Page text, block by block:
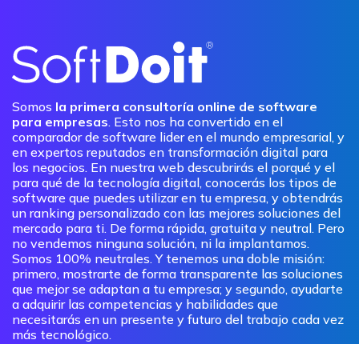
Somos la primera consultoría online de software
para empresas. Esto nos ha convertido en el
comparador de software lider en el mundo empresarial, y
en expertos reputados en transformación digital para
los negocios. En nuestra web descubrirás el porqué y el
para qué de la tecnología digital, conocerás los tipos de
software que puedes utilizar en tu empresa, y obtendrás
un ranking personalizado con las mejores soluciones del
mercado para ti. De forma rápida, gratuita y neutral. Pero
no vendemos ninguna solución, ni la implantamos.
Somos 100% neutrales. Y tenemos una doble misión:
primero, mostrarte de forma transparente las soluciones
que mejor se adaptan a tu empresa; y segundo, ayudarte
a adquirir las competencias y habilidades que
necesitarás en un presente y futuro del trabajo cada vez
más tecnológico.